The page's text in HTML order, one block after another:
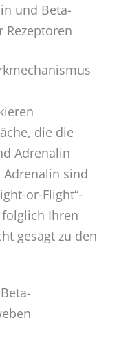
und Beta-
Rezeptoren
die die
Adrenalin
sind
or-Flight“-
Ihren
gesagt zu den